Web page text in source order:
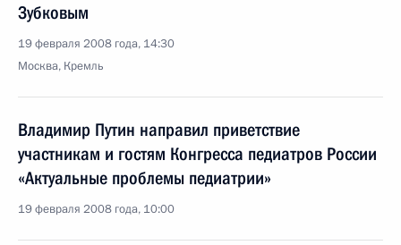
Зубковым
19 февраля 2008 года, 14:30
Москва, Кремль
Владимир Путин направил приветствие
участникам и гостям Конгресса педиатров России
«Актуальные проблемы педиатрии»
19 февраля 2008 года, 10:00